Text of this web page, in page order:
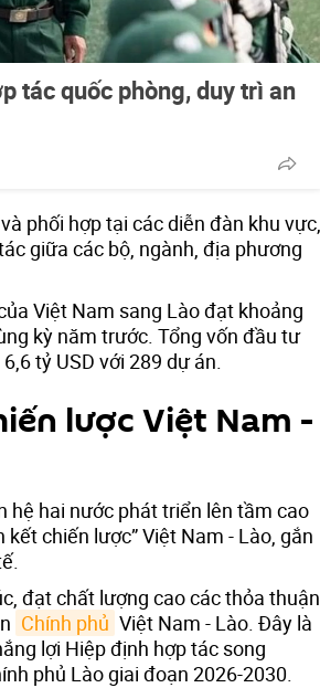
tác quốc phòng, duy trì an
phối hợp tại các diễn đàn khu vực,
giữa các bộ, ngành, địa phương
Việt Nam sang Lào đạt khoảng
kỳ năm trước. Tổng vốn đầu tư
tỷ USD với 289 dự án.
lược Việt Nam -
hệ hai nước phát triển lên tầm cao
chiến lược” Việt Nam - Lào, gắn
đạt chất lượng cao các thỏa thuận
Chính phủ Việt Nam - Lào. Đây là
lợi Hiệp định hợp tác song
phủ Lào giai đoạn 2026-2030.